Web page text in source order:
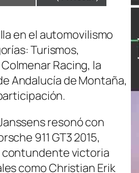
en el automovilismo
Turismos,
Racing, la
Andalucía de Montaña,
resonó con
911 GT3 2015,
contundente victoria
como Christian Erik